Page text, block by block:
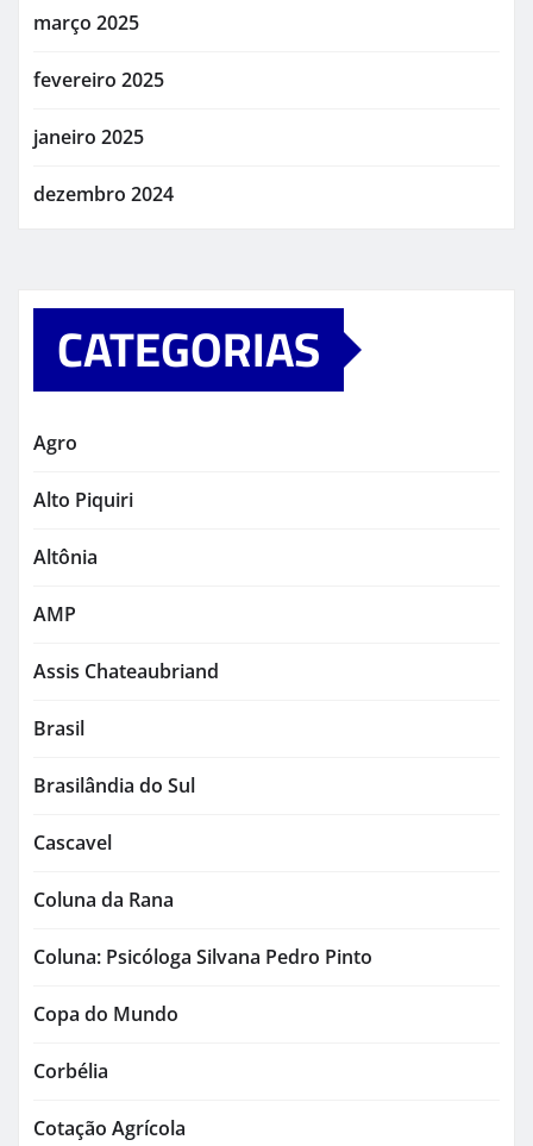
março 2025
fevereiro 2025
janeiro 2025
dezembro 2024
CATEGORIAS
Agro
Alto Piquiri
Altônia
AMP
Assis Chateaubriand
Brasil
Brasilândia do Sul
Cascavel
Coluna da Rana
Coluna: Psicóloga Silvana Pedro Pinto
Copa do Mundo
Corbélia
Cotação Agrícola